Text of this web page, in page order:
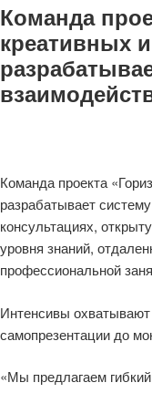
Команда
креативных
Команда проекта
разрабатывает
консультациях,
уровня знаний,
профессиональной
Интенсивы
самопрезентации до
«Мы предлагаем